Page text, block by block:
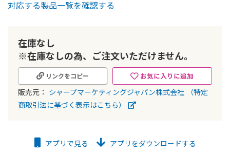
対応する製品一覧を確認する
在庫なし
※在庫なしの為、ご注文いただけません。
お気に入りに追加
リンクをコピー
販売元： シャープマーケティングジャパン株式会社
（特定
商取引法に基づく表示はこちら）
初
動
アプリで見る アプリをダウンロードする